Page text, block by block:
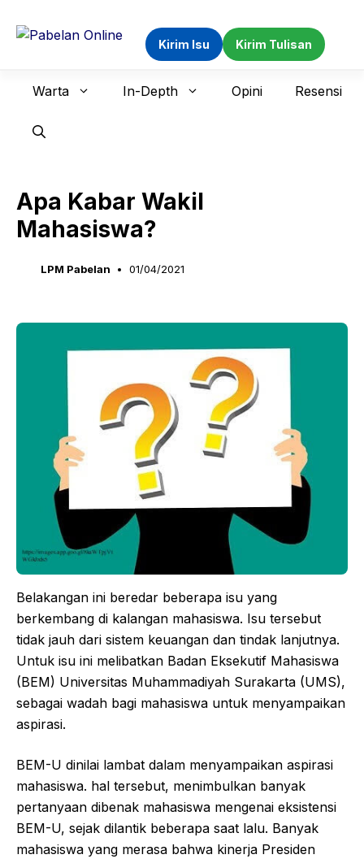
Kirim Isu Kirim Tulisan
Warta In-Depth Opini Resensi
Apa Kabar Wakil
Mahasiswa?
LPM Pabelan 01/04/2021
Belakangan ini beredar beberapa isu yang
berkembang di kalangan mahasiswa. Isu tersebut
tidak jauh dari sistem keuangan dan tindak lanjutnya.
Untuk isu ini melibatkan Badan Eksekutif Mahasiswa
(BEM) Universitas Muhammadiyah Surakarta (UMS),
sebagai wadah bagi mahasiswa untuk menyampaikan
aspirasi.
BEM-U dinilai lambat dalam menyampaikan aspirasi
mahasiswa. hal tersebut, menimbulkan banyak
pertanyaan dibenak mahasiswa mengenai eksistensi
BEM-U, sejak dilantik beberapa saat lalu. Banyak
mahasiswa yang merasa bahwa kinerja Presiden